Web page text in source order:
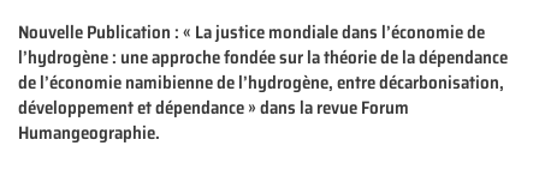
Nouvelle Publication : « La justice mondiale dans l’économie de
l’hydrogène : une approche fondée sur la théorie de la dépendance
de l’économie namibienne de l’hydrogène, entre décarbonisation,
développement et dépendance » dans la revue Forum
Humangeographie.